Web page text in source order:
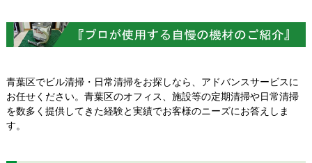
青葉区でビル清掃・日常清掃をお探しなら、アドバンスサービスに
お任せください。青葉区のオフィス、施設等の定期清掃や日常清掃
を数多く提供してきた経験と実績でお客様のニーズにお答えしま
す。